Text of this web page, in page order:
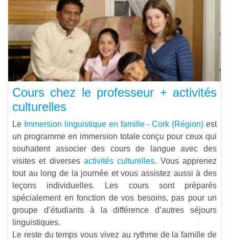
Cours chez le professeur + activités
culturelles
Le Immersion linguistique en famille - Cork (Région) est
un programme en immersion totale conçu pour ceux qui
souhaitent associer des cours de langue avec des
visites et diverses activités culturelles. Vous apprenez
tout au long de la journée et vous assistez aussi à des
leçons individuelles. Les cours sont préparés
spécialement en fonction de vos besoins, pas pour un
groupe d’étudiants à la différence d’autres séjours
linguistiques.
Le reste du temps vous vivez au rythme de la famille de